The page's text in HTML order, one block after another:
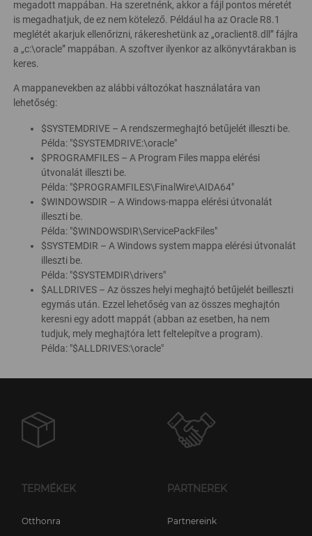
megadott mappában. Ha szeretnénk, akkor a fájl pontos méretét
is megadhatjuk, de ez nem kötelező. Például ha az Oracle R8.1
meglétét akarjuk ellenőrizni, rákereshetünk az „oraclient8.dll” fájlra
a „c:\oracle” mappában. A szoftver ilyenkor az alkönyvtárakban is
keres.
A mappanevekben az alábbi változókat használatára van
lehetőség:
$SYSTEMDRIVE – A rendszermeghajtó betűjelét illeszti be.
Példa: "$SYSTEMDRIVE:\oracle"
$PROGRAMFILES – A Program Files mappa elérési
útvonalát illeszti be.
Példa: "$PROGRAMFILES\FinalWire\AIDA64"
$WINDOWSDIR – A Windows-mappa elérési útvonalát
illeszti be.
Példa: "$WINDOWSDIR\ServicePackFiles"
$SYSTEMDIR – A Windows system mappa elérési útvonalát
illeszti be.
Példa: "$SYSTEMDIR\drivers"
$ALLDRIVES – Az összes helyi meghajtó betűjelét beilleszti
egymás után. Ezzel lehetőség van az összes meghajtón
keresni egy adott mappát (abban az esetben, ha nem
tudjuk, mely meghajtóra lett feltelepítve a program).
Példa: "$ALLDRIVES:\oracle"
TERMÉKEK
Otthonra
PARTNEREK
Partnereink